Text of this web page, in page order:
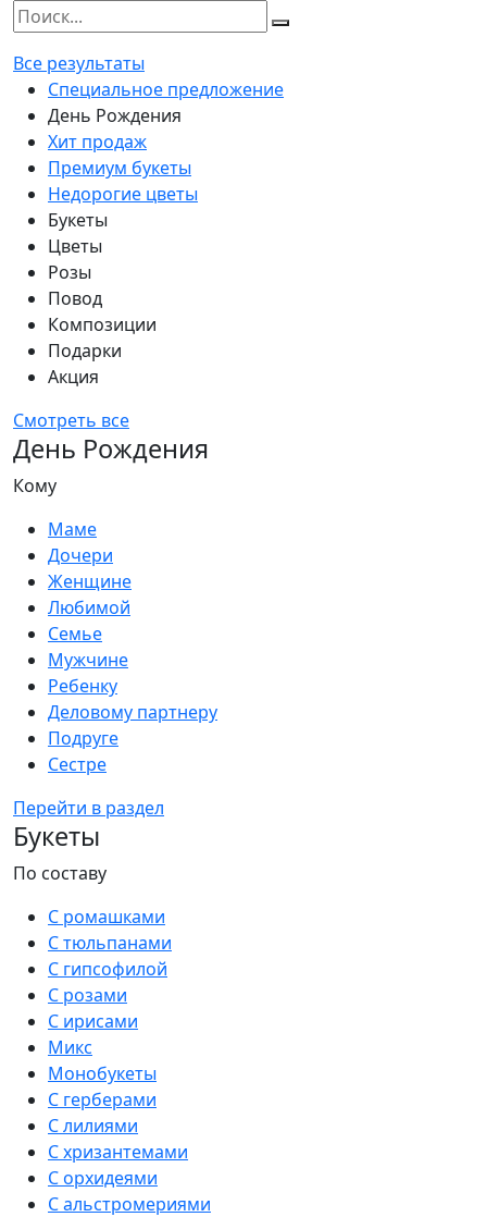
Все результаты
Специальное предложение
День Рождения
Хит продаж
Премиум букеты
Недорогие цветы
Букеты
Цветы
Розы
Повод
Композиции
Подарки
Акция
Смотреть все
День Рождения
Кому
Маме
Дочери
Женщине
Любимой
Семье
Мужчине
Ребенку
Деловому партнеру
Подруге
Сестре
Перейти в раздел
Букеты
По составу
С ромашками
С тюльпанами
С гипсофилой
С розами
С ирисами
Микс
Монобукеты
С герберами
С лилиями
С хризантемами
С орхидеями
С альстромериями